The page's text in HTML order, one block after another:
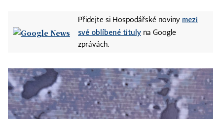
Přidejte si Hospodářské noviny mezi
své oblíbené tituly na Google
zprávách.